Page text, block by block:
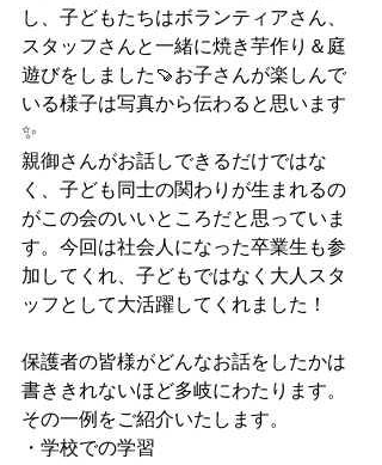
し、子どもたちはボランティアさん、
スタッフさんと一緒に焼き芋作り＆庭
遊びをしました🍠お子さんが楽しんで
いる様子は写真から伝わると思います
✨
親御さんがお話しできるだけではな
く、子ども同士の関わりが生まれるの
がこの会のいいところだと思っていま
す。今回は社会人になった卒業生も参
加してくれ、子どもではなく大人スタ
ッフとして大活躍してくれました！
保護者の皆様がどんなお話をしたかは
書ききれないほど多岐にわたります。
その一例をご紹介いたします。
・学校での学習